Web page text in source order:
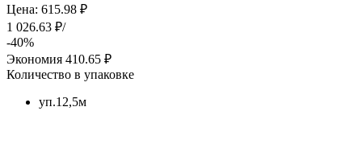
Цена: 615.98 ₽
1 026.63 ₽/
-40%
Экономия 410.65 ₽
Количество в упаковке
уп.12,5м